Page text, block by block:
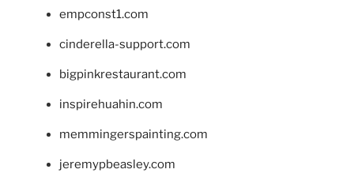
empconst1.com
cinderella-support.com
bigpinkrestaurant.com
inspirehuahin.com
memmingerspainting.com
jeremypbeasley.com